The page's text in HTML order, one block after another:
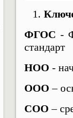
ФГОС -
стандарт
НОО -
ООО –
СОО–